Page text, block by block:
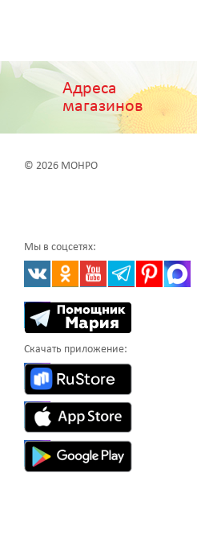
Адреса
магазинов
© 2026 МОНРО
Мы в соцсетях:
Скачать приложение: